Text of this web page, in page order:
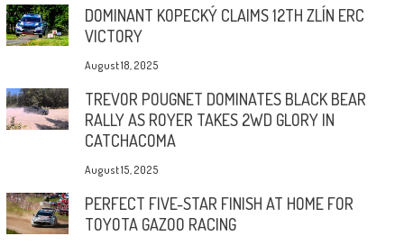
DOMINANT KOPECKÝ CLAIMS 12TH ZLÍN ERC
VICTORY
August 18, 2025
TREVOR POUGNET DOMINATES BLACK BEAR
RALLY AS ROYER TAKES 2WD GLORY IN
CATCHACOMA
August 15, 2025
PERFECT FIVE-STAR FINISH AT HOME FOR
TOYOTA GAZOO RACING